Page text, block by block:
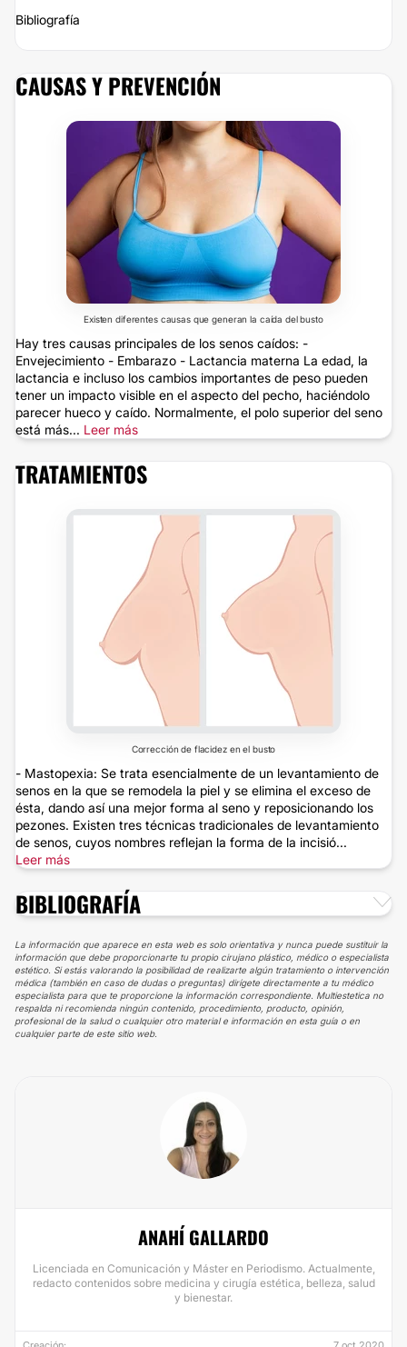
Bibliografía
CAUSAS Y PREVENCIÓN
Existen diferentes causas que generan la caída del busto
Hay tres causas principales de los senos caídos: -
Envejecimiento - Embarazo - Lactancia materna La edad, la
lactancia e incluso los cambios importantes de peso pueden
tener un impacto visible en el aspecto del pecho, haciéndolo
parecer hueco y caído. Normalmente, el polo superior del seno
está más... Leer más
TRATAMIENTOS
Corrección de flacidez en el busto
- Mastopexia: Se trata esencialmente de un levantamiento de
senos en la que se remodela la piel y se elimina el exceso de
ésta, dando así una mejor forma al seno y reposicionando los
pezones. Existen tres técnicas tradicionales de levantamiento
de senos, cuyos nombres reflejan la forma de la incisió...
Leer más
BIBLIOGRAFÍA
La información que aparece en esta web es solo orientativa y nunca puede sustituir la
información que debe proporcionarte tu propio cirujano plástico, médico o especialista
estético. Si estás valorando la posibilidad de realizarte algún tratamiento o intervención
médica (también en caso de dudas o preguntas) dirígete directamente a tu médico
especialista para que te proporcione la información correspondiente. Multiestetica no
respalda ni recomienda ningún contenido, procedimiento, producto, opinión,
profesional de la salud o cualquier otro material e información en esta guía o en
cualquier parte de este sitio web.
ANAHÍ GALLARDO
Licenciada en Comunicación y Máster en Periodismo. Actualmente,
redacto contenidos sobre medicina y cirugía estética, belleza, salud
y bienestar.